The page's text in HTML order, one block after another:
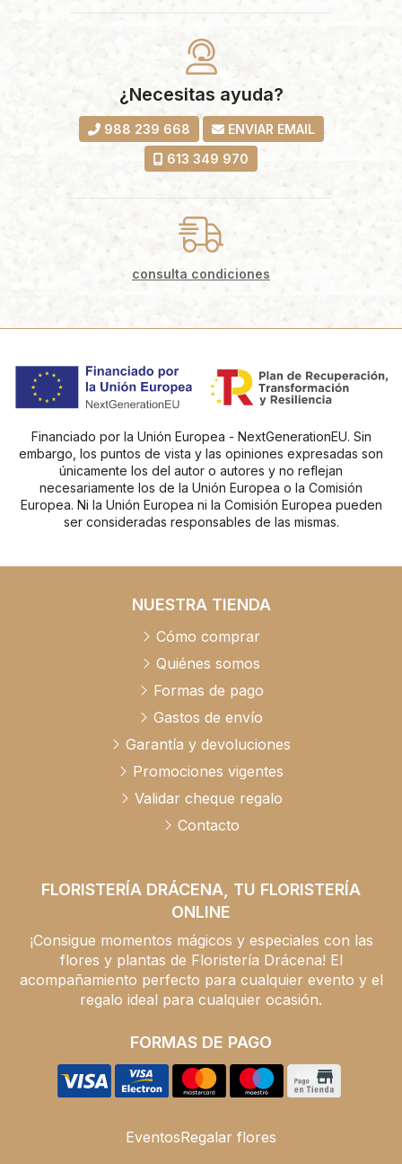
¿Necesitas ayuda?
988 239 668
ENVIAR EMAIL
613 349 970
consulta condiciones
Financiado por la Unión Europea - NextGenerationEU. Sin
embargo, los puntos de vista y las opiniones expresadas son
únicamente los del autor o autores y no reflejan
necesariamente los de la Unión Europea o la Comisión
Europea. Ni la Unión Europea ni la Comisión Europea pueden
ser consideradas responsables de las mismas.
FLORISTERÍA DRÁCENA, TU FLORISTERÍA
ONLINE
¡Consigue momentos mágicos y especiales con las
flores y plantas de Floristería Drácena! El
acompañamiento perfecto para cualquier evento y el
regalo ideal para cualquier ocasión.
FORMAS DE PAGO
NUESTRA TIENDA
Cómo comprar
Quiénes somos
Formas de pago
Gastos de envío
Garantía y devoluciones
Promociones vigentes
Validar cheque regalo
Contacto
EventosRegalar flores